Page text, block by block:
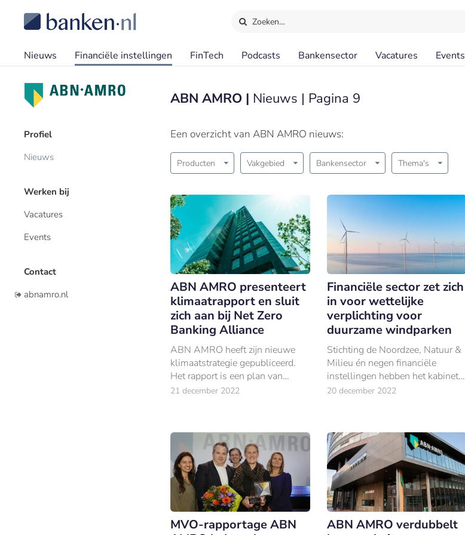
Zoeken…
Nieuws Financiële instellingen FinTech Podcasts Bankensector Vacatures Events
Profiel
Nieuws
Werken bij
Vacatures
Events
Contact
abnamro.nl
ABN AMRO | Nieuws | Pagina 9
Een overzicht van ABN AMRO nieuws:
Producten Vakgebied Bankensector Thema's
ABN AMRO presenteert
klimaatrapport en sluit
zich aan bij Net Zero
Banking Alliance
ABN AMRO heeft zijn nieuwe
klimaatstrategie gepubliceerd.
Het rapport is een plan van
aanpak en omvat de principes,
21 december 2022
Financiële sector zet zich
in voor wettelijke
verplichting voor
duurzame windparken
Stichting de Noordzee, Natuur &
Milieu én negen financiële
instellingen hebben het kabinet
middels een open brief
tenders de minimale stand
20 december 2022
MVO-rapportage ABN
ABN AMRO verdubbelt